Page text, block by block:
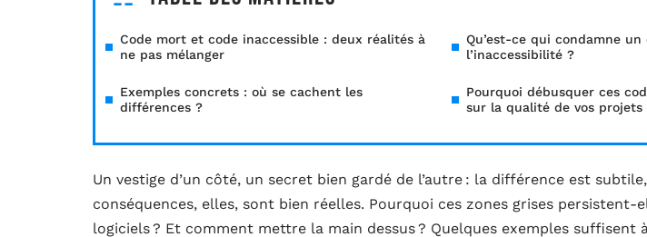
Code mort et code inaccessible : deux réalités à
ne pas mélanger
Qu’est-ce qui condamne un
l’inaccessibilité ?
Exemples concrets : où se cachent les
différences ?
Pourquoi débusquer ces
sur la qualité de vos projets
Un vestige d’un côté, un secret bien gardé de l’autre : la différence est
conséquences, elles, sont bien réelles. Pourquoi ces zones grises persistent-
logiciels ? Et comment mettre la main dessus ? Quelques exemples suffisent